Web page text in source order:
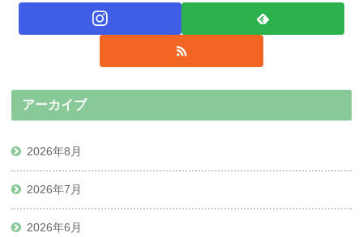
アーカイブ
2026年8月
2026年7月
2026年6月